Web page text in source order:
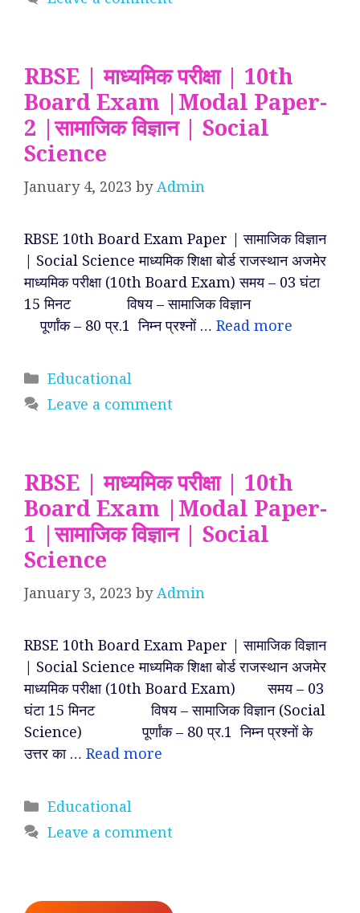
RBSE | माध्यमिक परीक्षा | 10th
Board Exam |Modal Paper-
2 |सामाजिक विज्ञान | Social
Science
January 4, 2023 byAdmin
RBSE 10th Board Exam Paper | सामाजिक विज्ञान
| Social Science माध्यमिक शिक्षा बोर्ड राजस्थान अजमेर
माध्यमिक परीक्षा (10th Board Exam) समय – 03 घंटा
15 मिनट विषय – सामाजिक विज्ञान
पूर्णांक – 80 प्र.1 निम्न प्रश्नों … Read more
Categories
Educational
Leave a comment
RBSE | माध्यमिक परीक्षा | 10th
Board Exam |Modal Paper-
1 |सामाजिक विज्ञान | Social
Science
January 3, 2023 byAdmin
RBSE 10th Board Exam Paper | सामाजिक विज्ञान
| Social Science माध्यमिक शिक्षा बोर्ड राजस्थान अजमेर
माध्यमिक परीक्षा (10th Board Exam) समय – 03
घंटा 15 मिनट विषय – सामाजिक विज्ञान (Social
Science) पूर्णांक – 80 प्र.1 निम्न प्रश्नों के
उत्तर का … Read more
Categories
Educational
Leave a comment